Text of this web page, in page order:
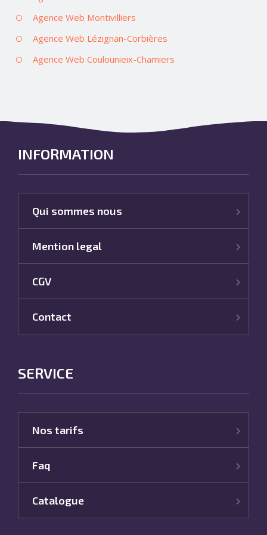
Agence Web Montivilliers
Agence Web Lézignan-Corbières
Agence Web Coulounieix-Chamiers
INFORMATION
Qui sommes nous
Mention legal
CGV
Contact
SERVICE
Nos tarifs
Faq
Catalogue